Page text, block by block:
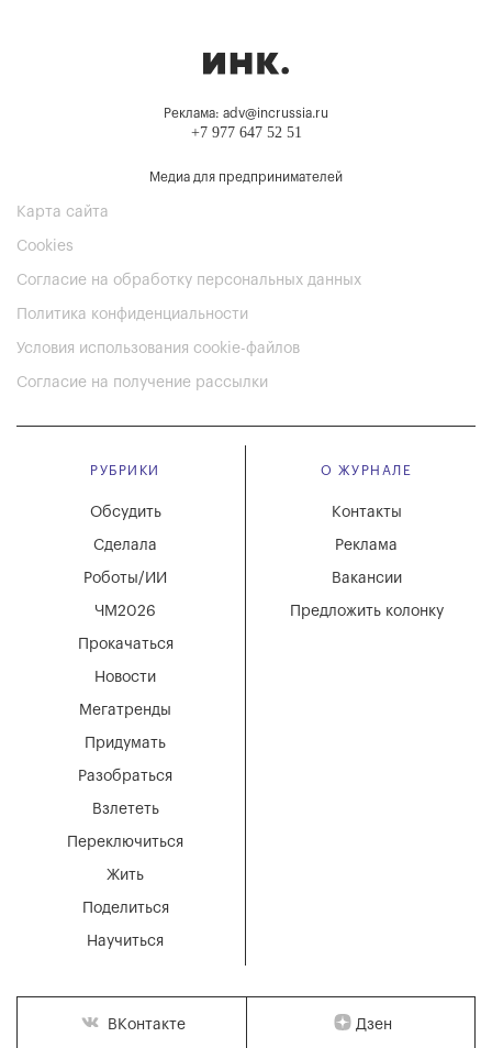
Реклама: adv@incrussia.ru
+7 977 647 52 51
Медиа для предпринимателей
Карта сайта
Cookies
Согласие на обработку персональных данных
Политика конфиденциальности
Условия использования cookie-файлов
Согласие на получение рассылки
РУБРИКИ
Мегатренды
Придумать
Разобраться
Взлететь
Новости
Переключиться
Жить
Поделиться
Научиться
Обсудить
Сделала
Роботы/ИИ
ЧМ2026
Прокачаться
О ЖУРНАЛЕ
Вакансии
Реклама
Контакты
Предложить колонку
ВКонтакте Дзен